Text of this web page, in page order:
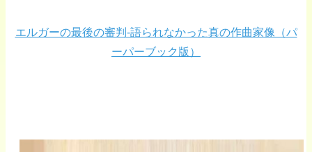
エルガーの最後の審判-語られなかった真の作曲家像（パ
ーパーブック版）